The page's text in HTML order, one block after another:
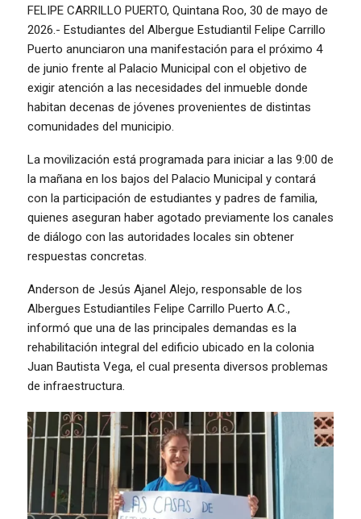
FELIPE CARRILLO PUERTO, Quintana Roo, 30 de mayo de
2026.- Estudiantes del Albergue Estudiantil Felipe Carrillo
Puerto anunciaron una manifestación para el próximo 4
de junio frente al Palacio Municipal con el objetivo de
exigir atención a las necesidades del inmueble donde
habitan decenas de jóvenes provenientes de distintas
comunidades del municipio.
La movilización está programada para iniciar a las 9:00 de
la mañana en los bajos del Palacio Municipal y contará
con la participación de estudiantes y padres de familia,
quienes aseguran haber agotado previamente los canales
de diálogo con las autoridades locales sin obtener
respuestas concretas.
Anderson de Jesús Ajanel Alejo, responsable de los
Albergues Estudiantiles Felipe Carrillo Puerto A.C.,
informó que una de las principales demandas es la
rehabilitación integral del edificio ubicado en la colonia
Juan Bautista Vega, el cual presenta diversos problemas
de infraestructura.